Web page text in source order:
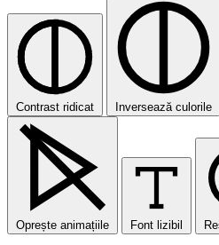
Contrast ridicat Inversează culorile
Oprește animațiile Font lizibil